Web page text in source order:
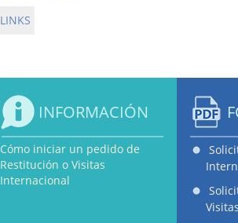
LINKS
INFORMACIÓN
Cómo iniciar un pedido de
Restitución o Visitas
Internacional